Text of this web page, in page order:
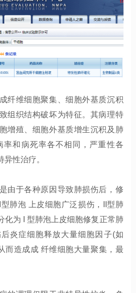
纤维细胞聚集、细胞外基质沉积
组织结构破坏为特征。其病理特
增殖、细胞外基质增生沉积及肺
率和病死率各不相同，严重性各
性治疗。
由于各种原因导致肺损伤后，修
肺泡 上皮细胞广泛损伤，II型肺
化为 I 型肺泡上皮细胞修复正常肺
炎症细胞释放大量细胞因子(如
而造成成 纤维细胞大量聚集，最